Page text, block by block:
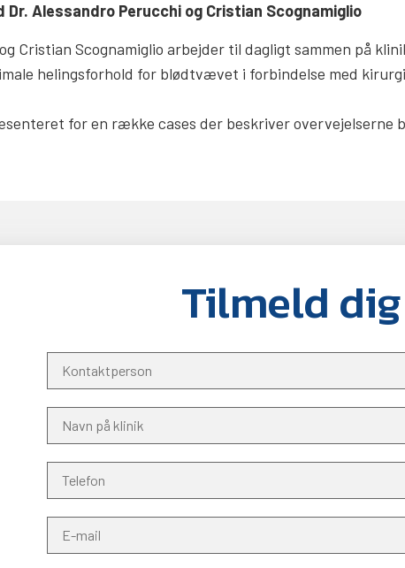
Dr. Alessandro Perucchi og Cristian Scognamiglio
Cristian Scognamiglio arbejder til dagligt sammen på
helingsforhold for blødtvævet i forbindelse med
for en række cases der beskriver overvejelserne
Tilmeld